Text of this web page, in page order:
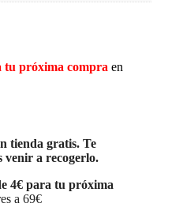
tu próxima compra en
tienda gratis. Te
venir a recogerlo.
4€ para tu próxima
a 69€